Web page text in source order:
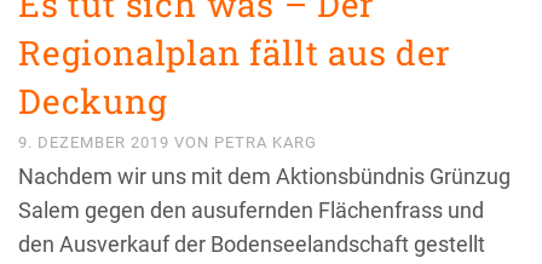
Regionalplan fällt aus der
Deckung
9. DEZEMBER 2019 VON PETRA KARG
Nachdem wir uns mit dem Aktionsbündnis Grünzug
Salem gegen den ausufernden Flächenfrass und
den Ausverkauf der Bodenseelandschaft gestellt